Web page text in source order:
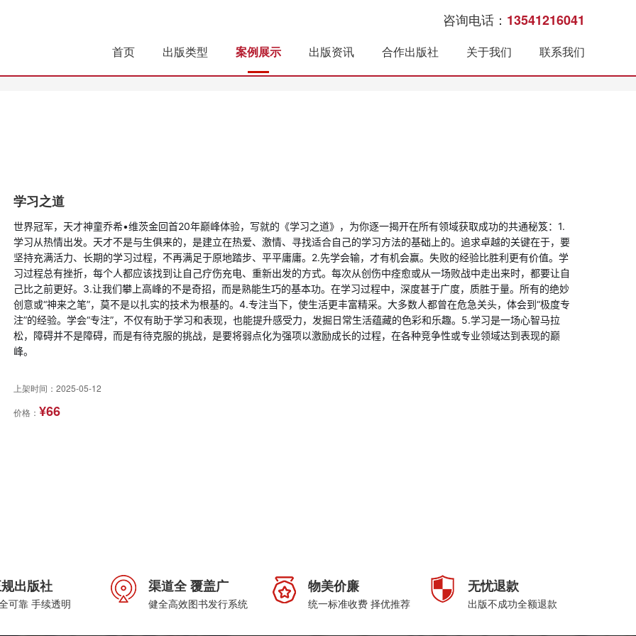
咨询电话： 13541216041
首页 出版类型 案例展示 出版资讯 合作出版社 关于我们 联系我们
学习之道
世界冠军，天才神童乔希•维茨金回首20年巅峰体验，写就的《学习之道》，为你逐一揭开在所有领域获取成功的共通秘笈：1.
学习从热情出发。天才不是与生俱来的，是建立在热爱、激情、寻找适合自己的学习方法的基础上的。追求卓越的关键在于，要
坚持充满活力、长期的学习过程，不再满足于原地踏步、平平庸庸。2.先学会输，才有机会赢。失败的经验比胜利更有价值。学
习过程总有挫折，每个人都应该找到让自己疗伤充电、重新出发的方式。每次从创伤中痊愈或从一场败战中走出来时，都要让自
己比之前更好。3.让我们攀上高峰的不是奇招，而是熟能生巧的基本功。在学习过程中，深度甚于广度，质胜于量。所有的绝妙
创意或“神来之笔”，莫不是以扎实的技术为根基的。4.专注当下，使生活更丰富精采。大多数人都曾在危急关头，体会到“极度专
注”的经验。学会“专注”，不仅有助于学习和表现，也能提升感受力，发掘日常生活蕴藏的色彩和乐趣。5.学习是一场心智马拉
松，障碍并不是障碍，而是有待克服的挑战，是要将弱点化为强项以激励成长的过程，在各种竞争性或专业领域达到表现的巅
峰。
上架时间：2025-05-12
价格： ¥66
出版社
可靠 手续透明
渠道全 覆盖广
健全高效图书发行系统
物美价廉
统一标准收费 择优推荐
无忧退款
出版不成功全额退款